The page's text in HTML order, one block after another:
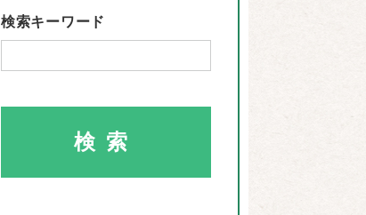
検索キーワード